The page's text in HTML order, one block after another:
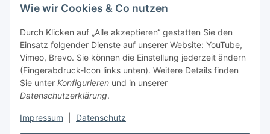
Wie wir Cookies & Co nutzen
Durch Klicken auf „Alle akzeptieren“ gestatten Sie den
Einsatz folgender Dienste auf unserer Website: YouTube,
Vimeo, Brevo. Sie können die Einstellung jederzeit ändern
(Fingerabdruck-Icon links unten). Weitere Details finden
Sie unter Konfigurieren und in unserer
Datenschutzerklärung.
Impressum Datenschutz
Laden - Öffnungszeiten:
Montag 09:00Uhr bis
16:00 Uhr
Dienstag
09:00 Uhr bis
17:00 Uhr
Mittwoch
09:00 Uhr bis 16:00 Uhr
Donnerstag
09:00 Uhr bis
17:00 Uhr
Freitag
09:00 Uhr